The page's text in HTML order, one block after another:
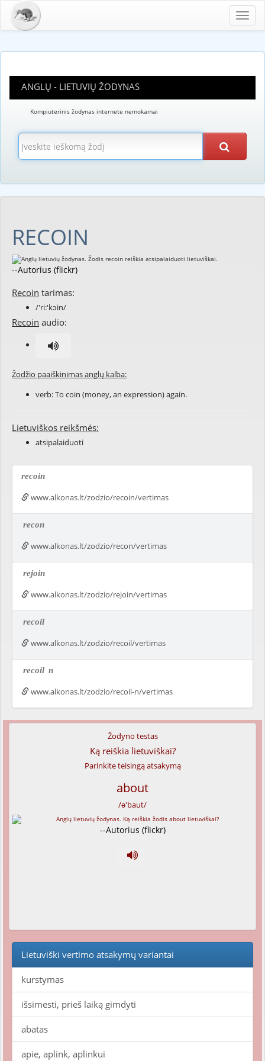
ANGLŲ - LIETUVIŲ ŽODYNAS
Kompiuterinis žodynas internete nemokamai
RECOIN
--Autorius (flickr)
Recoin tarimas:
/'ri:'kɔin/
Recoin audio:
Žodžio paaiškinimas anglų kalba:
verb: To coin (money, an expression) again.
Lietuviškos reikšmės:
atsipalaiduoti
recoin
www.alkonas.lt/zodzio/recoin/vertimas
recon
www.alkonas.lt/zodzio/recon/vertimas
rejoin
www.alkonas.lt/zodzio/rejoin/vertimas
recoil
www.alkonas.lt/zodzio/recoil/vertimas
recoil n
www.alkonas.lt/zodzio/recoil-n/vertimas
Žodyno testas
Ką reiškia lietuviškai?
Parinkite teisingą atsakymą
about
/ə'baut/
--Autorius (flickr)
Lietuviški vertimo atsakymų variantai
kurstymas
išsimesti, prieš laiką gimdyti
abatas
apie, aplink, aplinkui